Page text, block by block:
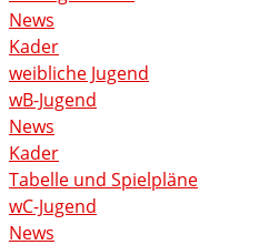
News
Kader
weibliche Jugend
wB-Jugend
News
Kader
Tabelle und Spielpläne
wC-Jugend
News